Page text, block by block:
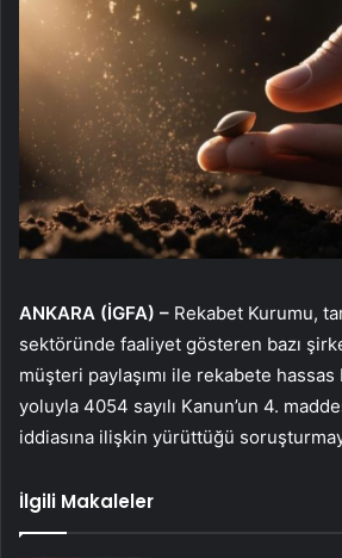
ANKARA (İGFA) – Rekabet Kurumu,
sektöründe faaliyet gösteren bazı
müşteri paylaşımı ile rekabete
yoluyla 4054 sayılı Kanun’un 4.
iddiasına ilişkin yürüttüğü
İlgili Makaleler